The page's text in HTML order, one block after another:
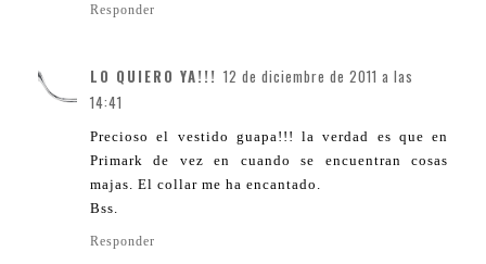
Responder
LO QUIERO YA!!! 12 de diciembre de 2011 a las
14:41
Precioso el vestido guapa!!! la verdad es que en
Primark de vez en cuando se encuentran cosas
majas. El collar me ha encantado.
Bss.
Responder